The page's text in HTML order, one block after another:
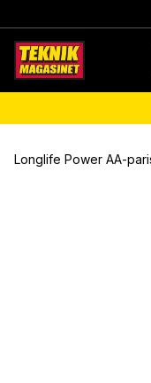
Longlife Power AA-